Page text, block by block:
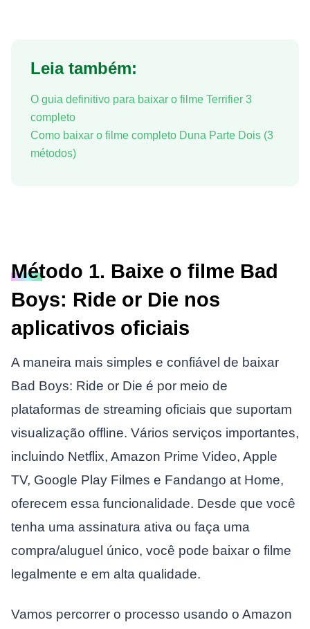
Leia também:
O guia definitivo para baixar o filme Terrifier 3
completo
Como baixar o filme completo Duna Parte Dois (3
métodos)
Método 1. Baixe o filme Bad
Boys: Ride or Die nos
aplicativos oficiais
A maneira mais simples e confiável de baixar
Bad Boys: Ride or Die é por meio de
plataformas de streaming oficiais que suportam
visualização offline. Vários serviços importantes,
incluindo Netflix, Amazon Prime Video, Apple
TV, Google Play Filmes e Fandango at Home,
oferecem essa funcionalidade. Desde que você
tenha uma assinatura ativa ou faça uma
compra/aluguel único, você pode baixar o filme
legalmente e em alta qualidade.
Vamos percorrer o processo usando o Amazon